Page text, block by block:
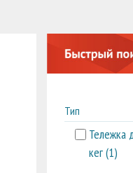
Тип
Тележка
кег (1)